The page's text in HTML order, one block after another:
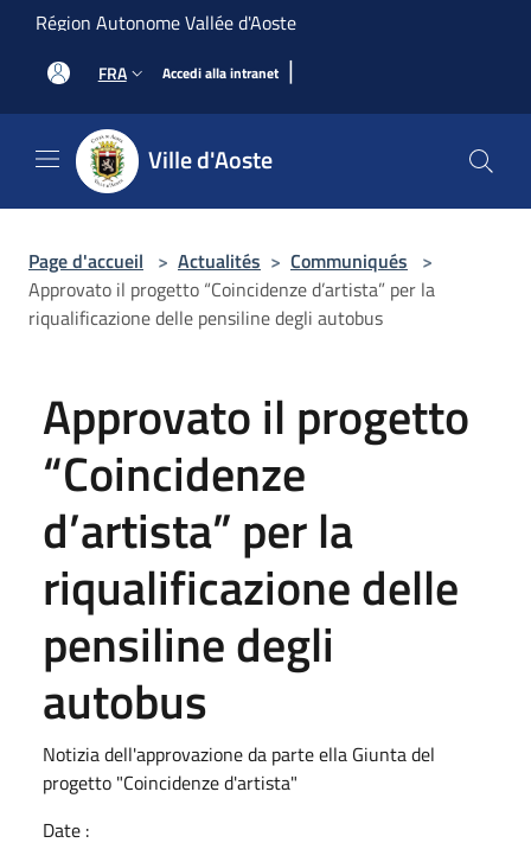
Salta al contenuto principale
Région Autonome Vallée d'Aoste
FRA Accedi alla intranet |
Ville d'Aoste
Page d'accueil > Actualités > Communiqués >
Approvato il progetto “Coincidenze d’artista” per la
riqualificazione delle pensiline degli autobus
Approvato il progetto
“Coincidenze
d’artista” per la
riqualificazione delle
pensiline degli
autobus
Notizia dell'approvazione da parte ella Giunta del
progetto "Coincidenze d'artista"
Date :